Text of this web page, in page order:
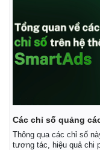
Các chỉ số quảng
Thông qua các chỉ số
tương tác, hiệu quả chi